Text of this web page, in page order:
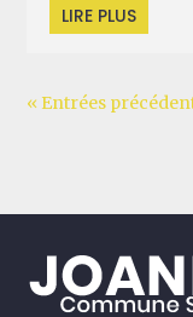
LIRE PLUS
« Entrées